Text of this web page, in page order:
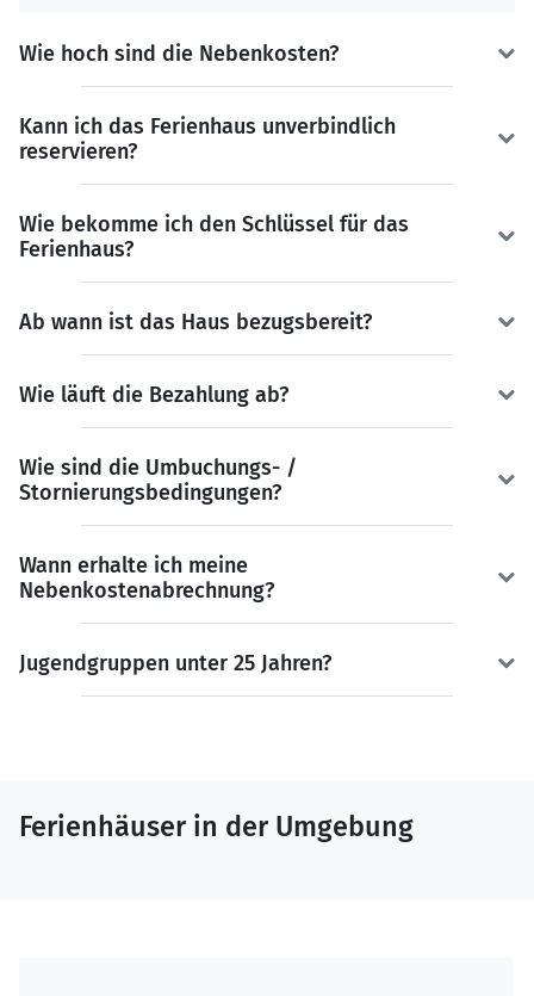
Wie hoch sind die Nebenkosten?
Kann ich das Ferienhaus unverbindlich
reservieren?
Wie bekomme ich den Schlüssel für das
Ferienhaus?
Ab wann ist das Haus bezugsbereit?
Wie läuft die Bezahlung ab?
Wie sind die Umbuchungs- /
Stornierungsbedingungen?
Wann erhalte ich meine
Nebenkostenabrechnung?
Jugendgruppen unter 25 Jahren?
Ferienhäuser in der Umgebung